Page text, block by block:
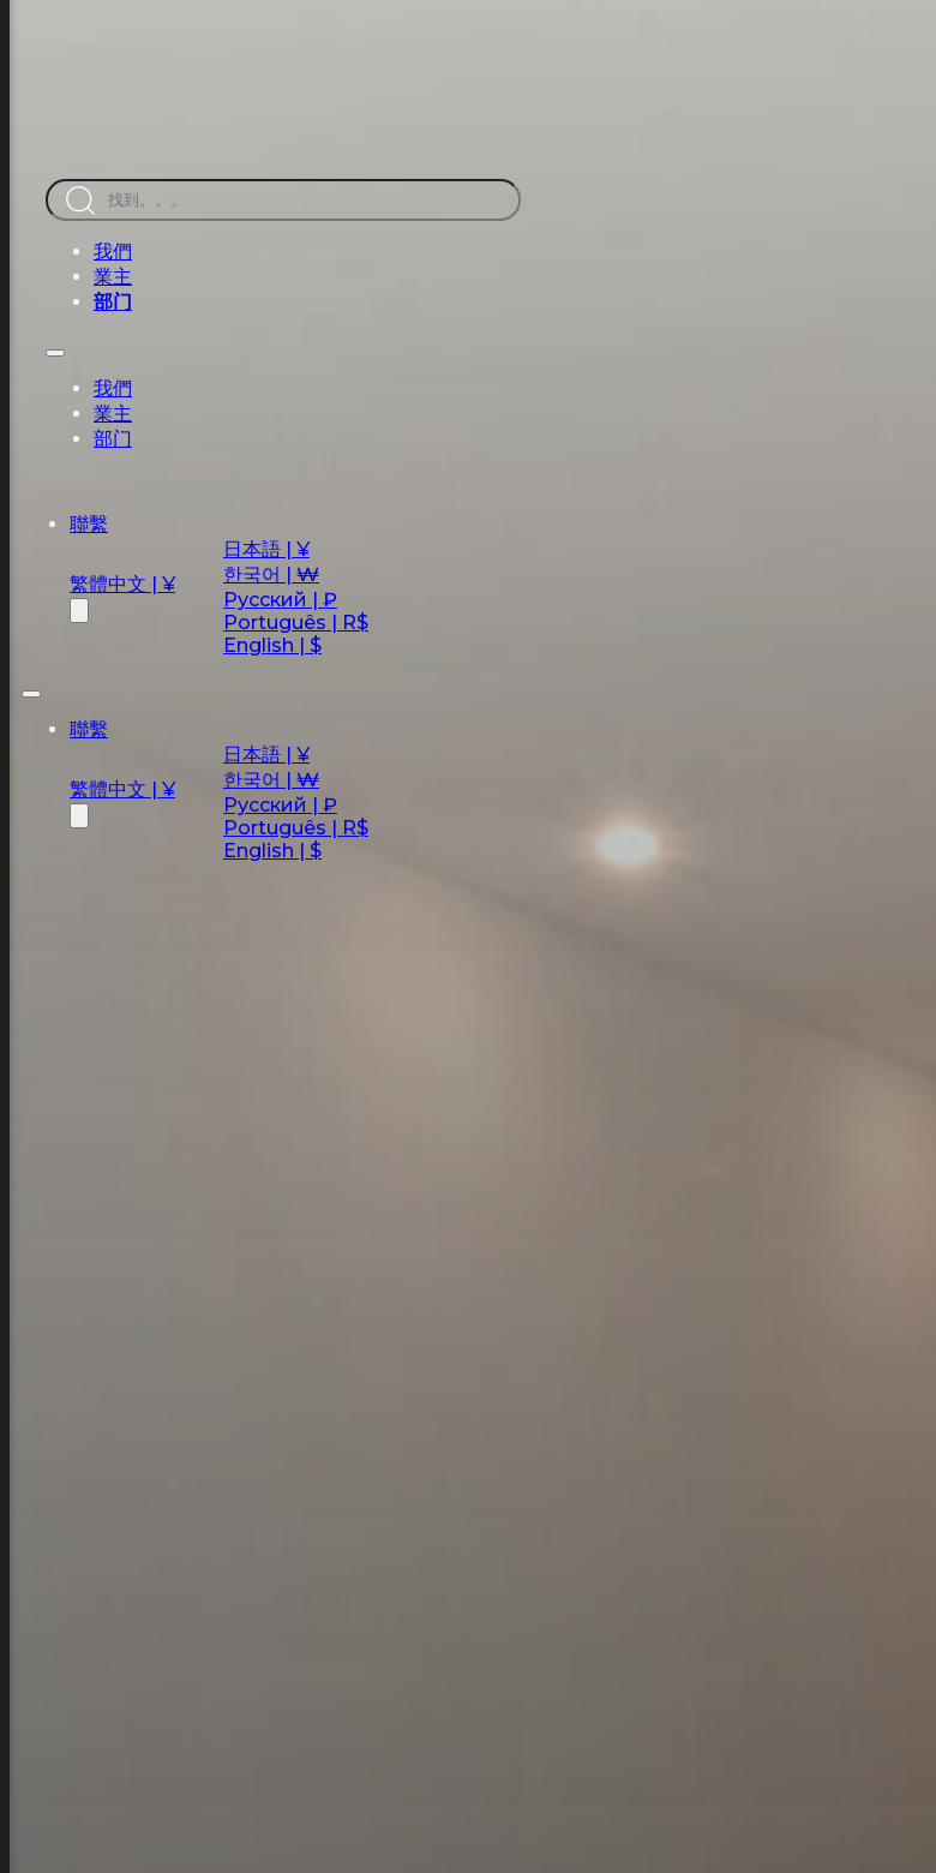
搜
索
我們
業主
部门
我們
業主
部门
聯繫
繁體中文 | ¥
日本語 | ¥
한국어 | ₩
Русский | ₽
Português | R$
English | $
聯繫
繁體中文 | ¥
日本語 | ¥
한국어 | ₩
Русский | ₽
Português | R$
English | $